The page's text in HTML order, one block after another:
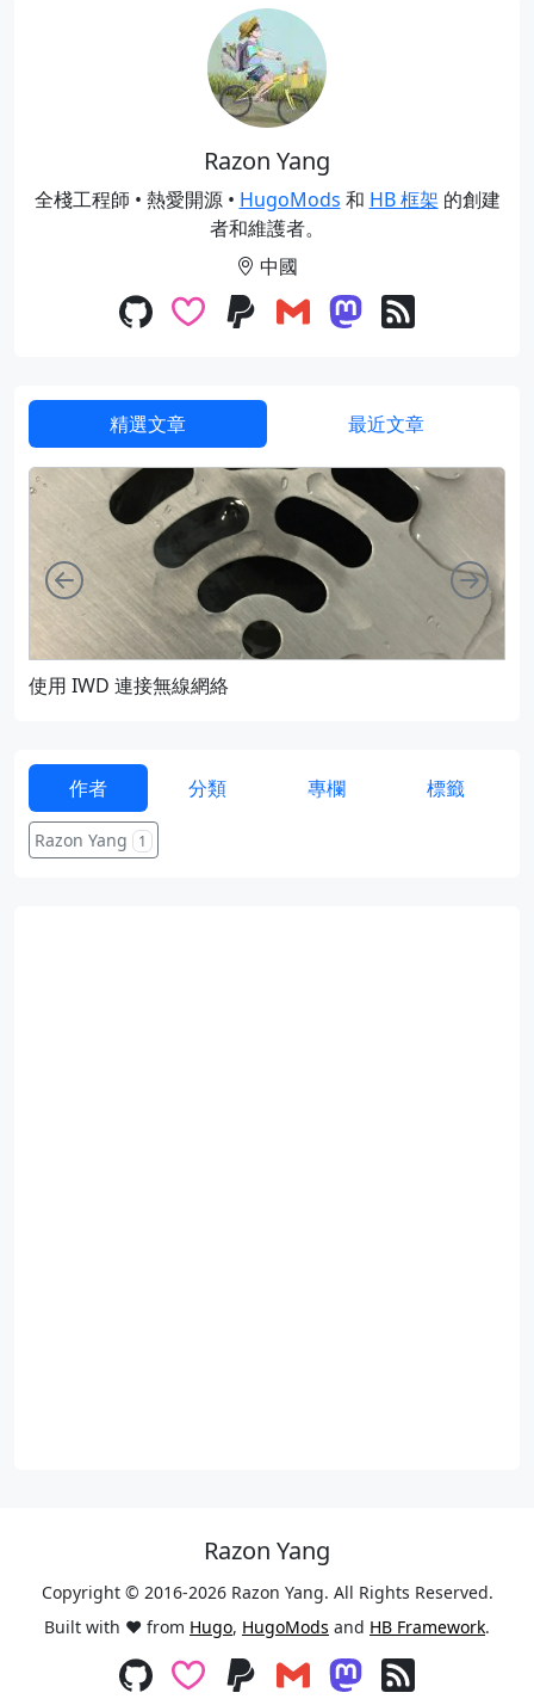
Razon Yang
全棧工程師 • 熱愛開源 • HugoMods 和 HB 框架 的創建
者和維護者。
中國
精選文章 最近文章
使用 IWD 連接無線網絡
向左 向右
作者 分類 專欄 標籤
Razon Yang 1
Razon Yang
Copyright © 2016-2026 Razon Yang. All Rights Reserved.
Built with ❤️ from Hugo, HugoMods and HB Framework.